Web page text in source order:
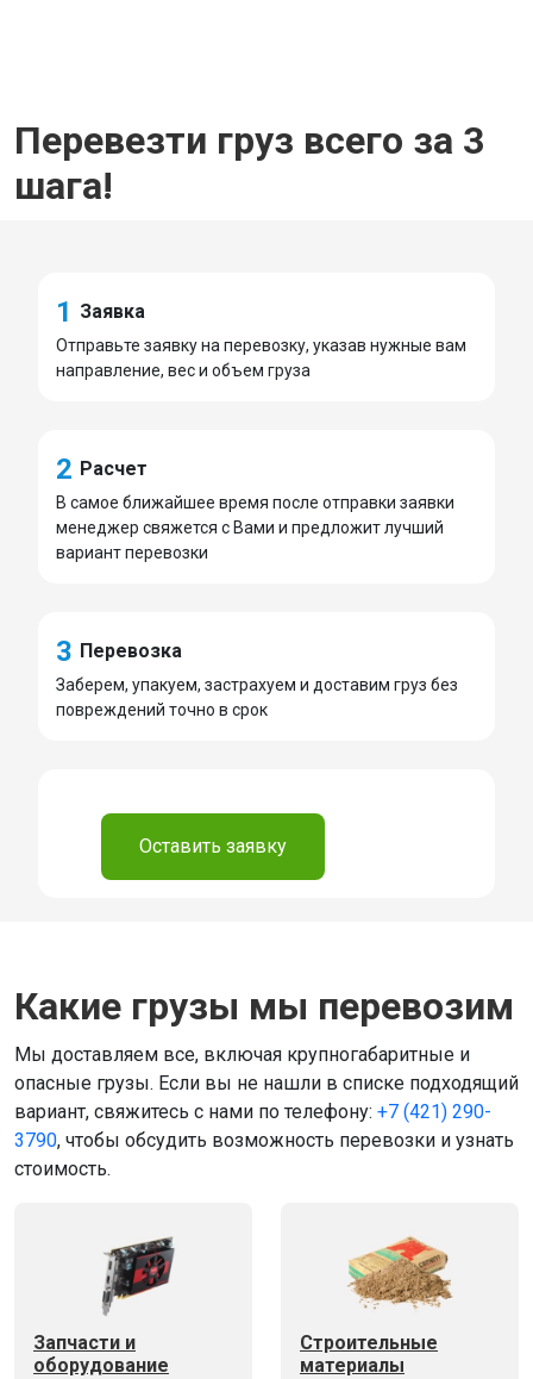
Перевезти груз всего за 3
шага!
1 Заявка
Отправьте заявку на перевозку, указав нужные вам
направление, вес и объем груза
2 Расчет
В самое ближайшее время после отправки заявки
менеджер свяжется с Вами и предложит лучший
вариант перевозки
3 Перевозка
Заберем, упакуем, застрахуем и доставим груз без
повреждений точно в срок
Оставить заявку
Какие грузы мы перевозим
Мы доставляем все, включая крупногабаритные и
опасные грузы. Если вы не нашли в списке подходящий
вариант, свяжитесь с нами по телефону: +7 (421) 290-
3790, чтобы обсудить возможность перевозки и узнать
стоимость.
Запчасти и
оборудование
Строительные
материалы